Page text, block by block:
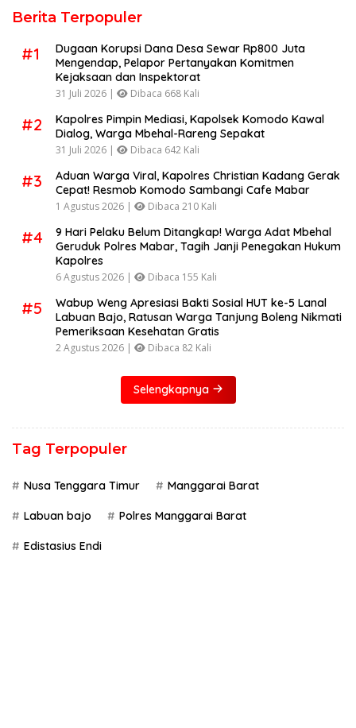
Berita Terpopuler
#1
Dugaan Korupsi Dana Desa Sewar Rp800 Juta
Mengendap, Pelapor Pertanyakan Komitmen
Kejaksaan dan Inspektorat
31 Juli 2026 | Dibaca 668 Kali
#2
Kapolres Pimpin Mediasi, Kapolsek Komodo Kawal
Dialog, Warga Mbehal-Rareng Sepakat
31 Juli 2026 | Dibaca 642 Kali
#3
Aduan Warga Viral, Kapolres Christian Kadang Gerak
Cepat! Resmob Komodo Sambangi Cafe Mabar
1 Agustus 2026 | Dibaca 210 Kali
#4
9 Hari Pelaku Belum Ditangkap! Warga Adat Mbehal
Geruduk Polres Mabar, Tagih Janji Penegakan Hukum
Kapolres
6 Agustus 2026 | Dibaca 155 Kali
#5
Wabup Weng Apresiasi Bakti Sosial HUT ke-5 Lanal
Labuan Bajo, Ratusan Warga Tanjung Boleng Nikmati
Pemeriksaan Kesehatan Gratis
2 Agustus 2026 | Dibaca 82 Kali
Selengkapnya
Tag Terpopuler
Nusa Tenggara Timur Manggarai Barat
Labuan bajo Polres Manggarai Barat
Edistasius Endi